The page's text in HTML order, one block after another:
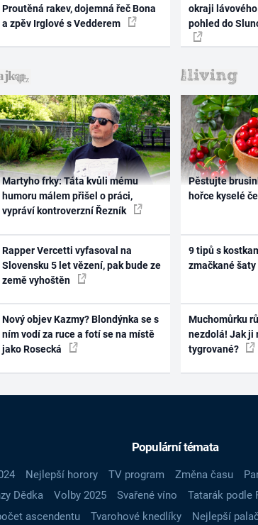
Proutěná rakev, dojemná řeč Bona
a zpěv Irglové s Vedderem
okraji
pohled do
Martyho frky: Táta kvůli mému
humoru málem přišel o práci,
vypráví kontroverzní Řezník
Rapper Vercetti vyfasoval na
Slovensku 5 let vězení, pak bude ze
země vyhoštěn
Nový objev Kazmy? Blondýnka se s
ním vodí za ruce a fotí se na místě
jako Rosecká
Pěstujte
hořce kyselé
9 tipů s
zmačkané
Muchomůrku
nezdolá! Jak ji
tygrované?
Populární témata
Nejlepší horory TV program Změna času
Dědka Volby 2025 Svařené víno Tatarák podle
ascendentu
Tvarohové knedlíky Nejlepší